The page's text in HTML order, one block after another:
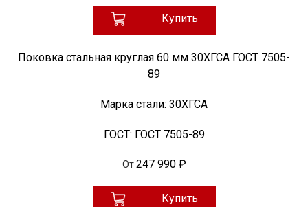
Купить
Поковка стальная круглая 60 мм 30ХГСА ГОСТ 7505-
89
Марка стали: 30ХГСА
ГОСТ: ГОСТ 7505-89
От 247 990 ₽
Купить